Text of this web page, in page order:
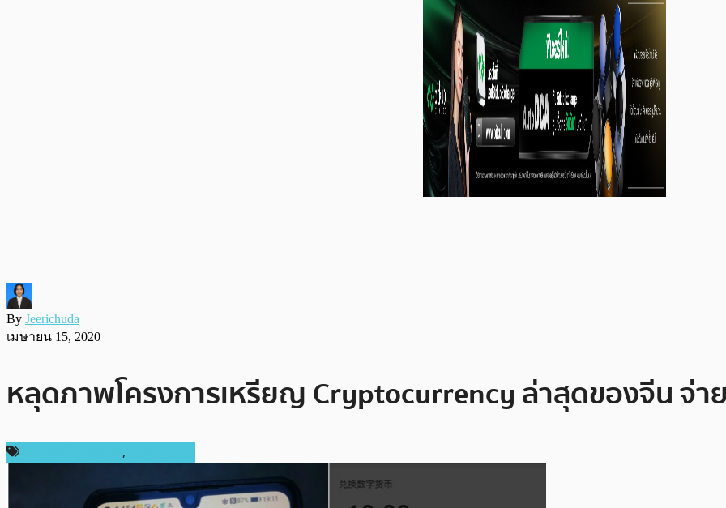
By Jeerichuda
เมษายน 15, 2020
หลุดภาพโครงการเหรียญ Cryptocurrency ล่าสุดของจีน จ่า
,